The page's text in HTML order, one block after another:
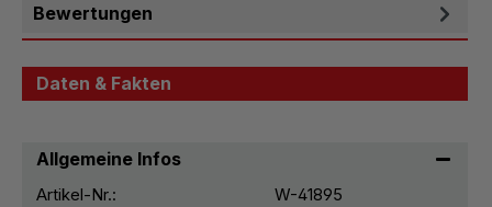
Bewertungen
Daten & Fakten
Allgemeine Infos
Artikel-Nr.:
W-41895